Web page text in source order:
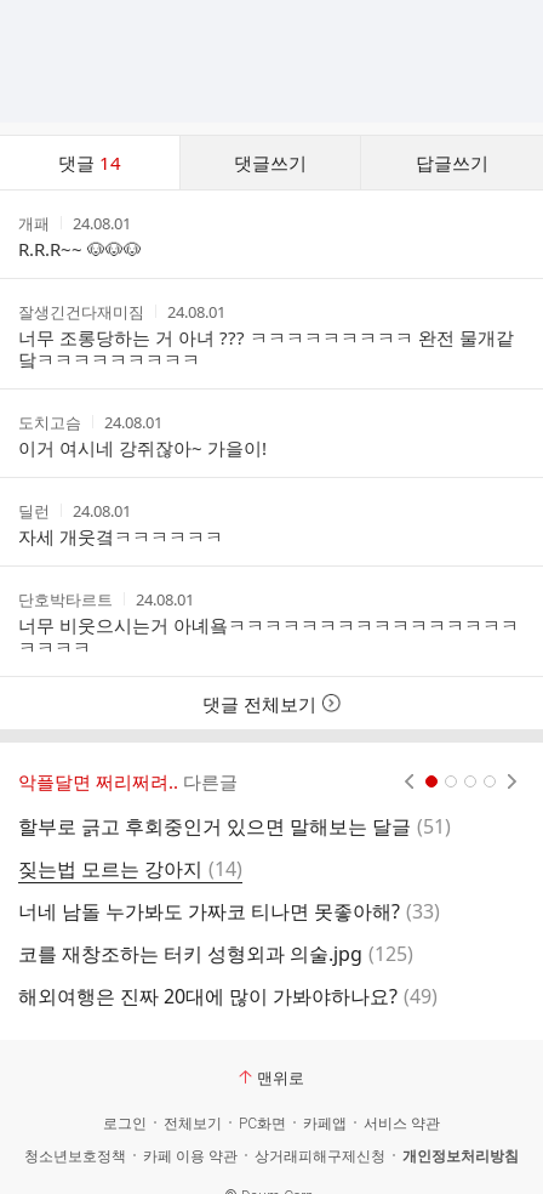
댓글 14 댓글쓰기 답글쓰기
스
작
성
자
개패
작
간
24.08.01
R.R.R~~ 🐶🐶🐶
작
성
자
잘생긴건다재미짐
작
성
시
간
24.08.01
너무 조롱당하는 거 아녀 ??? ㅋㅋㅋㅋㅋㅋㅋㅋㅋ 완전 물개같
닼ㅋㅋㅋㅋㅋㅋㅋㅋㅋ
작
성
자
도치고슴
작
성
시
간
24.08.01
이거 여시네 강쥐잖아~ 가을이!
작
성
자
딜런
작
성
시
간
24.08.01
자세 개웃곀ㅋㅋㅋㅋㅋㅋ
작
성
자
단호박타르트
작
성
시
24.08.01
너무 비웃으시는거 아녜욬ㅋㅋㅋㅋㅋㅋㅋㅋㅋㅋㅋㅋㅋㅋㅋㅋ
ㅋㅋㅋㅋ
댓글 전체보기
악플달면 쩌리쩌려.. 다른글
할부로 긁고 후회중인거 있으면 말해보는 달글 댓
(51)
짖는법 모르는 강아지 댓
글
(14)
너네 남돌 누가봐도 가짜코 티나면 못좋아해? 댓
(33)
코를 재창조하는 터키 성형외과 의술.jpg 댓
(125)
해외여행은 진짜 20대에 많이 가봐야하나요? 댓
(49)
맨위로
로그인 전체보기 PC화면 카페앱
서비스 약관
청소년보호정책
카페 이용 약관 상거래피해구제신청 개인정보처리방침